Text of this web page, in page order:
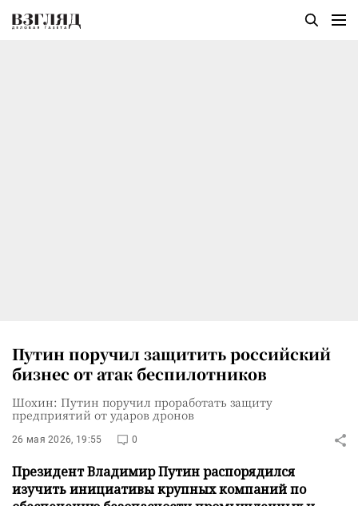
Путин поручил защитить российский
бизнес от атак беспилотников
Шохин: Путин поручил проработать защиту
предприятий от ударов дронов
26 мая 2026, 19:55 0
Президент Владимир Путин распорядился
изучить инициативы крупных компаний по